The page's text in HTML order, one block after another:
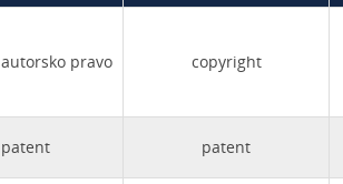
autorsko pravo copyright
patent patent